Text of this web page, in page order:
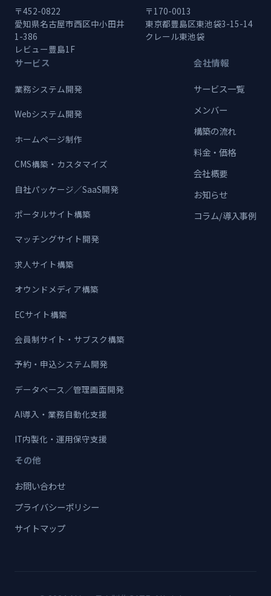
〒452-0822
愛知県名古屋市西区中小田井
1-386
レビュー豊島1F
〒170-0013
東京都豊島区東池袋3-15-14
クレール東池袋
サービス
業務システム開発
Webシステム開発
ホームページ制作
CMS構築・カスタマイズ
自社パッケージ／SaaS開発
ポータルサイト構築
マッチングサイト開発
求人サイト構築
オウンドメディア構築
ECサイト構築
会員制サイト・サブスク構築
予約・申込システム開発
データベース／管理画面開発
AI導入・業務自動化支援
IT内製化・運用保守支援
会社情報
サービス一覧
メンバー
構築の流れ
料金・価格
会社概要
お知らせ
コラム/導入事例
その他
お問い合わせ
プライバシーポリシー
サイトマップ